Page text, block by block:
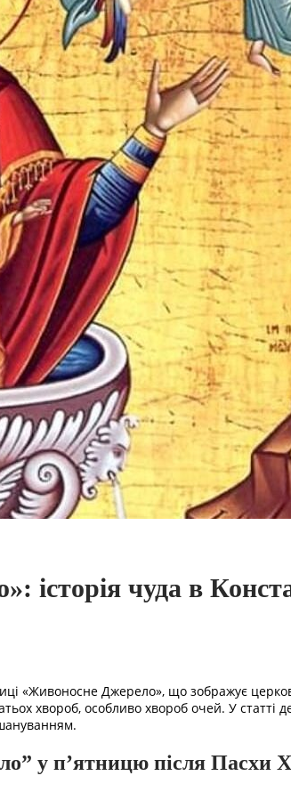
історія чуда в
«Живоносне Джерело», що зображує
хвороб, особливо хвороб очей. У статті
у п’ятницю після Пасхи